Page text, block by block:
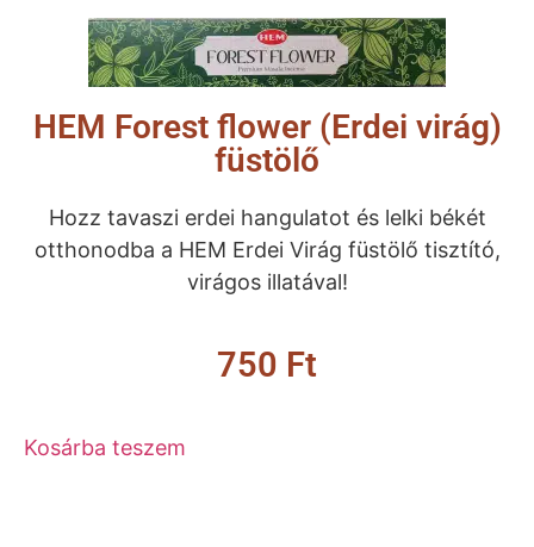
HEM Forest flower (Erdei virág)
füstölő
Hozz tavaszi erdei hangulatot és lelki békét
otthonodba a HEM Erdei Virág füstölő tisztító,
virágos illatával!
750 Ft
Kosárba teszem